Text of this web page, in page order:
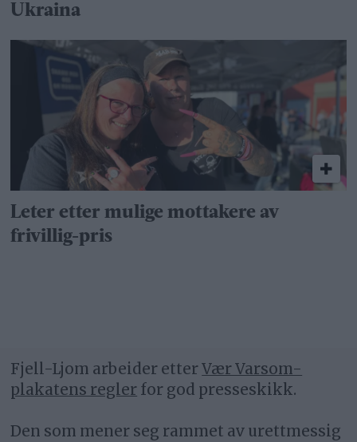
Ukraina
Leter etter mulige mottakere av
frivillig-pris
Fjell-Ljom arbeider etterVær Varsom-
plakatens regler for god presseskikk.
Den som mener seg rammet av urettmessig